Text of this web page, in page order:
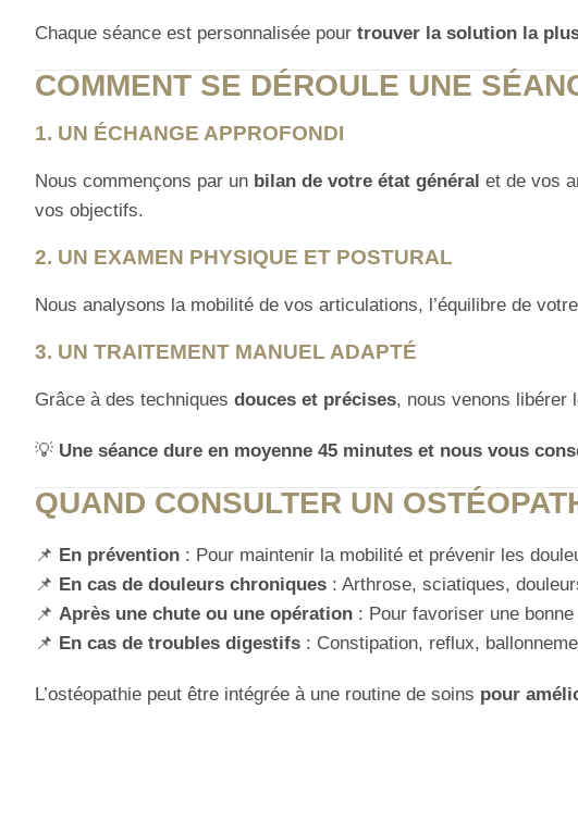
Chaque séance est personnalisée pour trouver la solution la
COMMENT SE DÉROULE UNE
1. UN ÉCHANGE APPROFONDI
Nous commençons par un bilan de votre état général et de vos
vos objectifs.
2. UN EXAMEN PHYSIQUE ET POSTURAL
Nous analysons la mobilité de vos articulations, l’équilibre de
3. UN TRAITEMENT MANUEL ADAPTÉ
Grâce à des techniques douces et précises, nous venons libérer
💡 Une séance dure en moyenne 45 minutes et nous vous
QUAND CONSULTER UN
📌 En prévention : Pour maintenir la mobilité et prévenir les
📌 En cas de douleurs chroniques : Arthrose, sciatiques,
📌 Après une chute ou une opération : Pour favoriser une
📌 En cas de troubles digestifs : Constipation, reflux,
L’ostéopathie peut être intégrée à une routine de soins pour